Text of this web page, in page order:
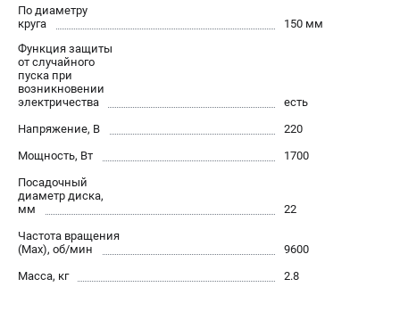
Программа бонусов
Пользовательское соглашение
СЕТЕВОЙ ЭЛЕКТРОИНСТРУМЕНТ
Угловые шлифмашины (УШМ)
Перфораторы
Дрели
Лобзики
АККУМУЛЯТОРНЫЙ ИНСТРУМЕНТ
По диаметру
круга
150 мм
Функция защиты
от случайного
пуска при
возникновении
электричества
есть
Напряжение, В
220
Мощность, Вт
1700
Посадочный
диаметр диска,
мм
22
Частота вращения
(Max), об/мин
9600
Масса, кг
2.8